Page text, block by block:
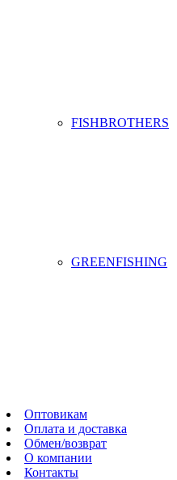
FISHBROTHERS
GREENFISHING
Оптовикам
Оплата и доставка
Обмен/возврат
О компании
Контакты